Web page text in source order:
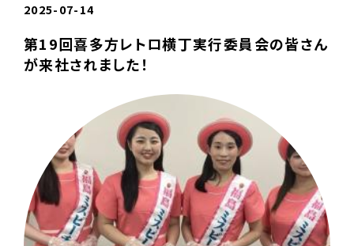
2025-07-14
第19回喜多方レトロ横丁実行委員会の皆さん
が来社されました！